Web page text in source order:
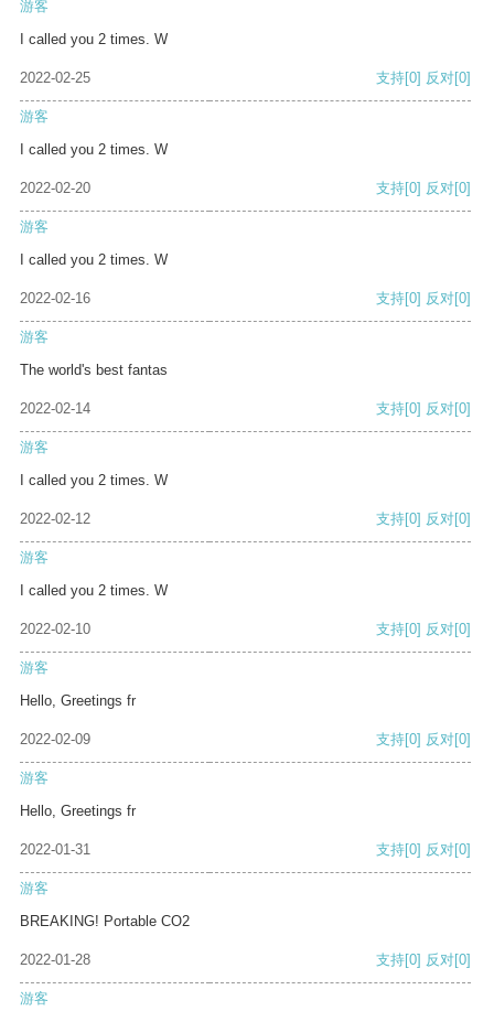
游客
I called you 2 times. W
2022-02-25 支持[0] 反对[0]
游客
I called you 2 times. W
2022-02-20 支持[0] 反对[0]
游客
I called you 2 times. W
2022-02-16 支持[0] 反对[0]
游客
The world's best fantas
2022-02-14 支持[0] 反对[0]
游客
I called you 2 times. W
2022-02-12 支持[0] 反对[0]
游客
I called you 2 times. W
2022-02-10 支持[0] 反对[0]
游客
Hello, Greetings fr
2022-02-09 支持[0] 反对[0]
游客
Hello, Greetings fr
2022-01-31 支持[0] 反对[0]
游客
BREAKING! Portable CO2
2022-01-28 支持[0] 反对[0]
游客